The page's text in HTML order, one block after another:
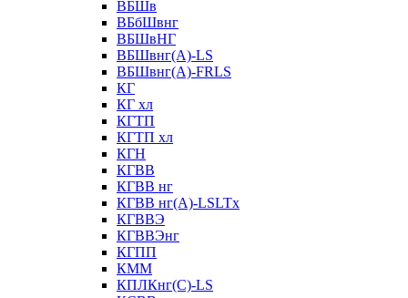
ВБШв
ВБбШвнг
ВБШвНГ
ВБШвнг(А)-LS
ВБШвнг(А)-FRLS
КГ
КГ хл
КГТП
КГТП хл
КГН
КГВВ
КГВВ нг
КГВВ нг(А)-LSLTx
КГВВЭ
КГВВЭнг
КГПП
КММ
КПЛКнг(C)-LS